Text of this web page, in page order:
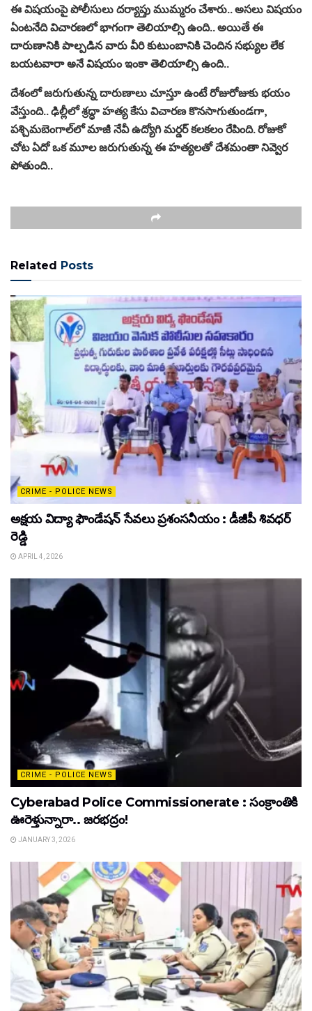
ఈ విషయంపై పోలీసులు దర్యాప్తు ముమ్మరం చేశారు.. అసలు విషయం
ఏంటనేది విచారణలో భాగంగా తెలియాల్సి ఉంది.. అయితే ఈ
దారుణానికి పాల్పడిన వారు వీరి కుటుంబానికి చెందిన సభ్యుల లేక
బయటవారా అనే విషయం ఇంకా తెలియాల్సి ఉంది..
దేశంలో జరుగుతున్న దారుణాలు చూస్తూ ఉంటే రోజురోజుకు భయం
వేస్తుంది.. ఢిల్లీలో శ్రద్ధా హత్య కేసు విచారణ కొనసాగుతుండగా,
పశ్చిమబెంగాల్‌లో మాజీ నేవీ ఉద్యోగి మర్డర్‌ కలకలం రేపింది. రోజుకో
చోట ఏదో ఒక మూల జరుగుతున్న ఈ హత్యలతో దేశమంతా నివ్వెర
పోతుంది..
Related Posts
CRIME - POLICE NEWS
అక్షయ విద్యా ఫౌండేషన్ సేవలు ప్రశంసనీయం : డీజీపీ శివధర్
రెడ్డి
APRIL 4, 2026
CRIME - POLICE NEWS
Cyberabad Police Commissionerate : సంక్రాంతికి
ఊరెళ్తున్నారా.. జరభద్రం!
JANUARY 3, 2026